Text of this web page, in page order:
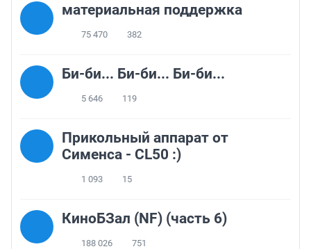
материальная поддержка
75 470 382
Би-би... Би-би... Би-би...
5 646 119
Прикольный аппарат от
Сименса - CL50 :)
1 093 15
КиноБЗал (NF) (часть 6)
188 026 751